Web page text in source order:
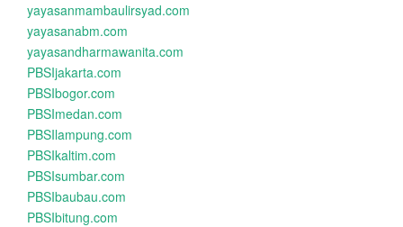
yayasanmambaulirsyad.com
yayasanabm.com
yayasandharmawanita.com
PBSIjakarta.com
PBSIbogor.com
PBSImedan.com
PBSIlampung.com
PBSIkaltim.com
PBSIsumbar.com
PBSIbaubau.com
PBSIbitung.com